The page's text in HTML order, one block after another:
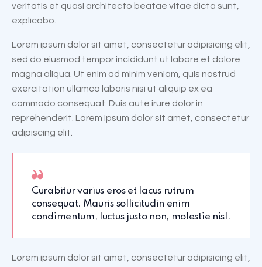
veritatis et quasi architecto beatae vitae dicta sunt,
explicabo.
Lorem ipsum dolor sit amet, consectetur adipisicing elit,
sed do eiusmod tempor incididunt ut labore et dolore
magna aliqua. Ut enim ad minim veniam, quis nostrud
exercitation ullamco laboris nisi ut aliquip ex ea
commodo consequat. Duis aute irure dolor in
reprehenderit. Lorem ipsum dolor sit amet, consectetur
adipiscing elit.
Curabitur varius eros et lacus rutrum
consequat. Mauris sollicitudin enim
condimentum, luctus justo non, molestie nisl.
Lorem ipsum dolor sit amet, consectetur adipisicing elit,